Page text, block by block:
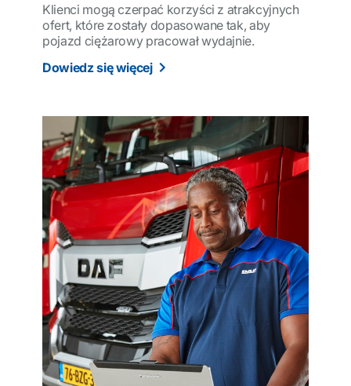
Klienci mogą czerpać korzyści z atrakcyjnych
ofert, które zostały dopasowane tak, aby
pojazd ciężarowy pracował wydajnie.
Dowiedz się więcej